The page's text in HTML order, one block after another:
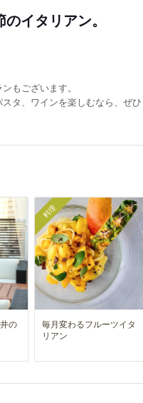
イタリアン。
もございます。
タ、ワインを楽しむなら、ぜひ
の
料理
毎月変わるフルーツイタ
リアン